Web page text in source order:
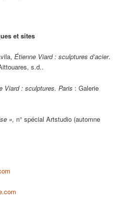
et sites
Étienne Viard : sculptures d’acier.
s.d..
Viard : sculptures. Paris : Galerie
», n° spécial Artstudio (automne